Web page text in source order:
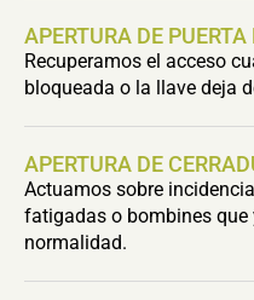
APERTURA DE
Recuperamos el acceso
bloqueada o la llave deja
APERTURA DE
Actuamos sobre
fatigadas o bombines que
normalidad.